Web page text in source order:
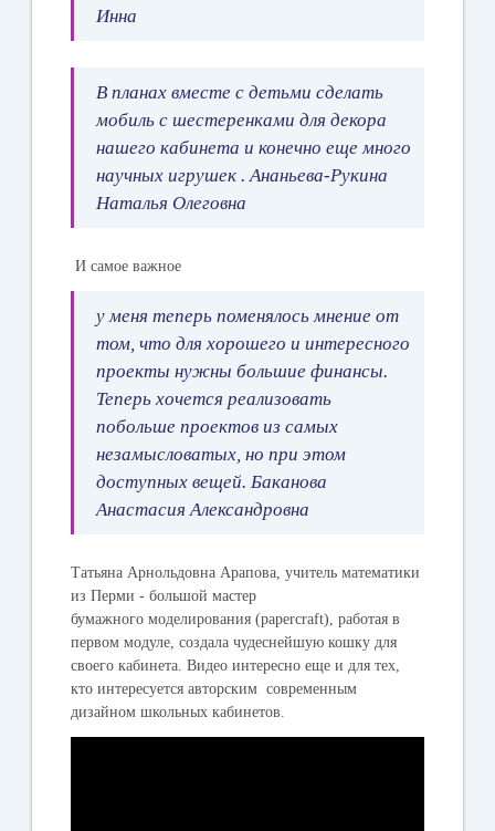
Инна
В планах вместе с детьми сделать
мобиль с шестеренками для декора
нашего кабинета и конечно еще много
научных игрушек .Ананьева-Рукина
Наталья Олеговна
И самое важное
у меня теперь поменялось мнение от
том, что для хорошего и интересного
проекты нужны большие финансы.
Теперь хочется реализовать
побольше проектов из самых
незамысловатых, но при этом
доступных вещей. Баканова
Анастасия Александровна
Татьяна Арнольдовна Арапова , учитель математики
из Перми - большой мастер
бумажного моделирования (рapercraft), работая в
первом модуле, создала чудеснейшую кошку для
своего кабинета. Видео интересно еще и для тех,
кто интересуется авторским современным
дизайном школьных кабинетов.